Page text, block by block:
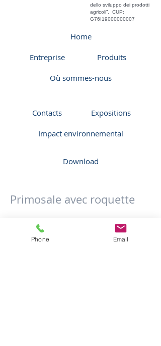
dello sviluppo dei prodotti
agricoli”. CUP:
G76I19000000007
Home
Entreprise Produits
Où sommes-nous
Contacts Expositions
Impact environnemental
Download
Primosale avec roquette
Phone Email